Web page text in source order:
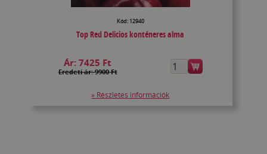
Kód: 12940
Top Red Delicios konténeres alma
Ár:7425 Ft
Eredeti ár: 9900 Ft
» Részletes információk